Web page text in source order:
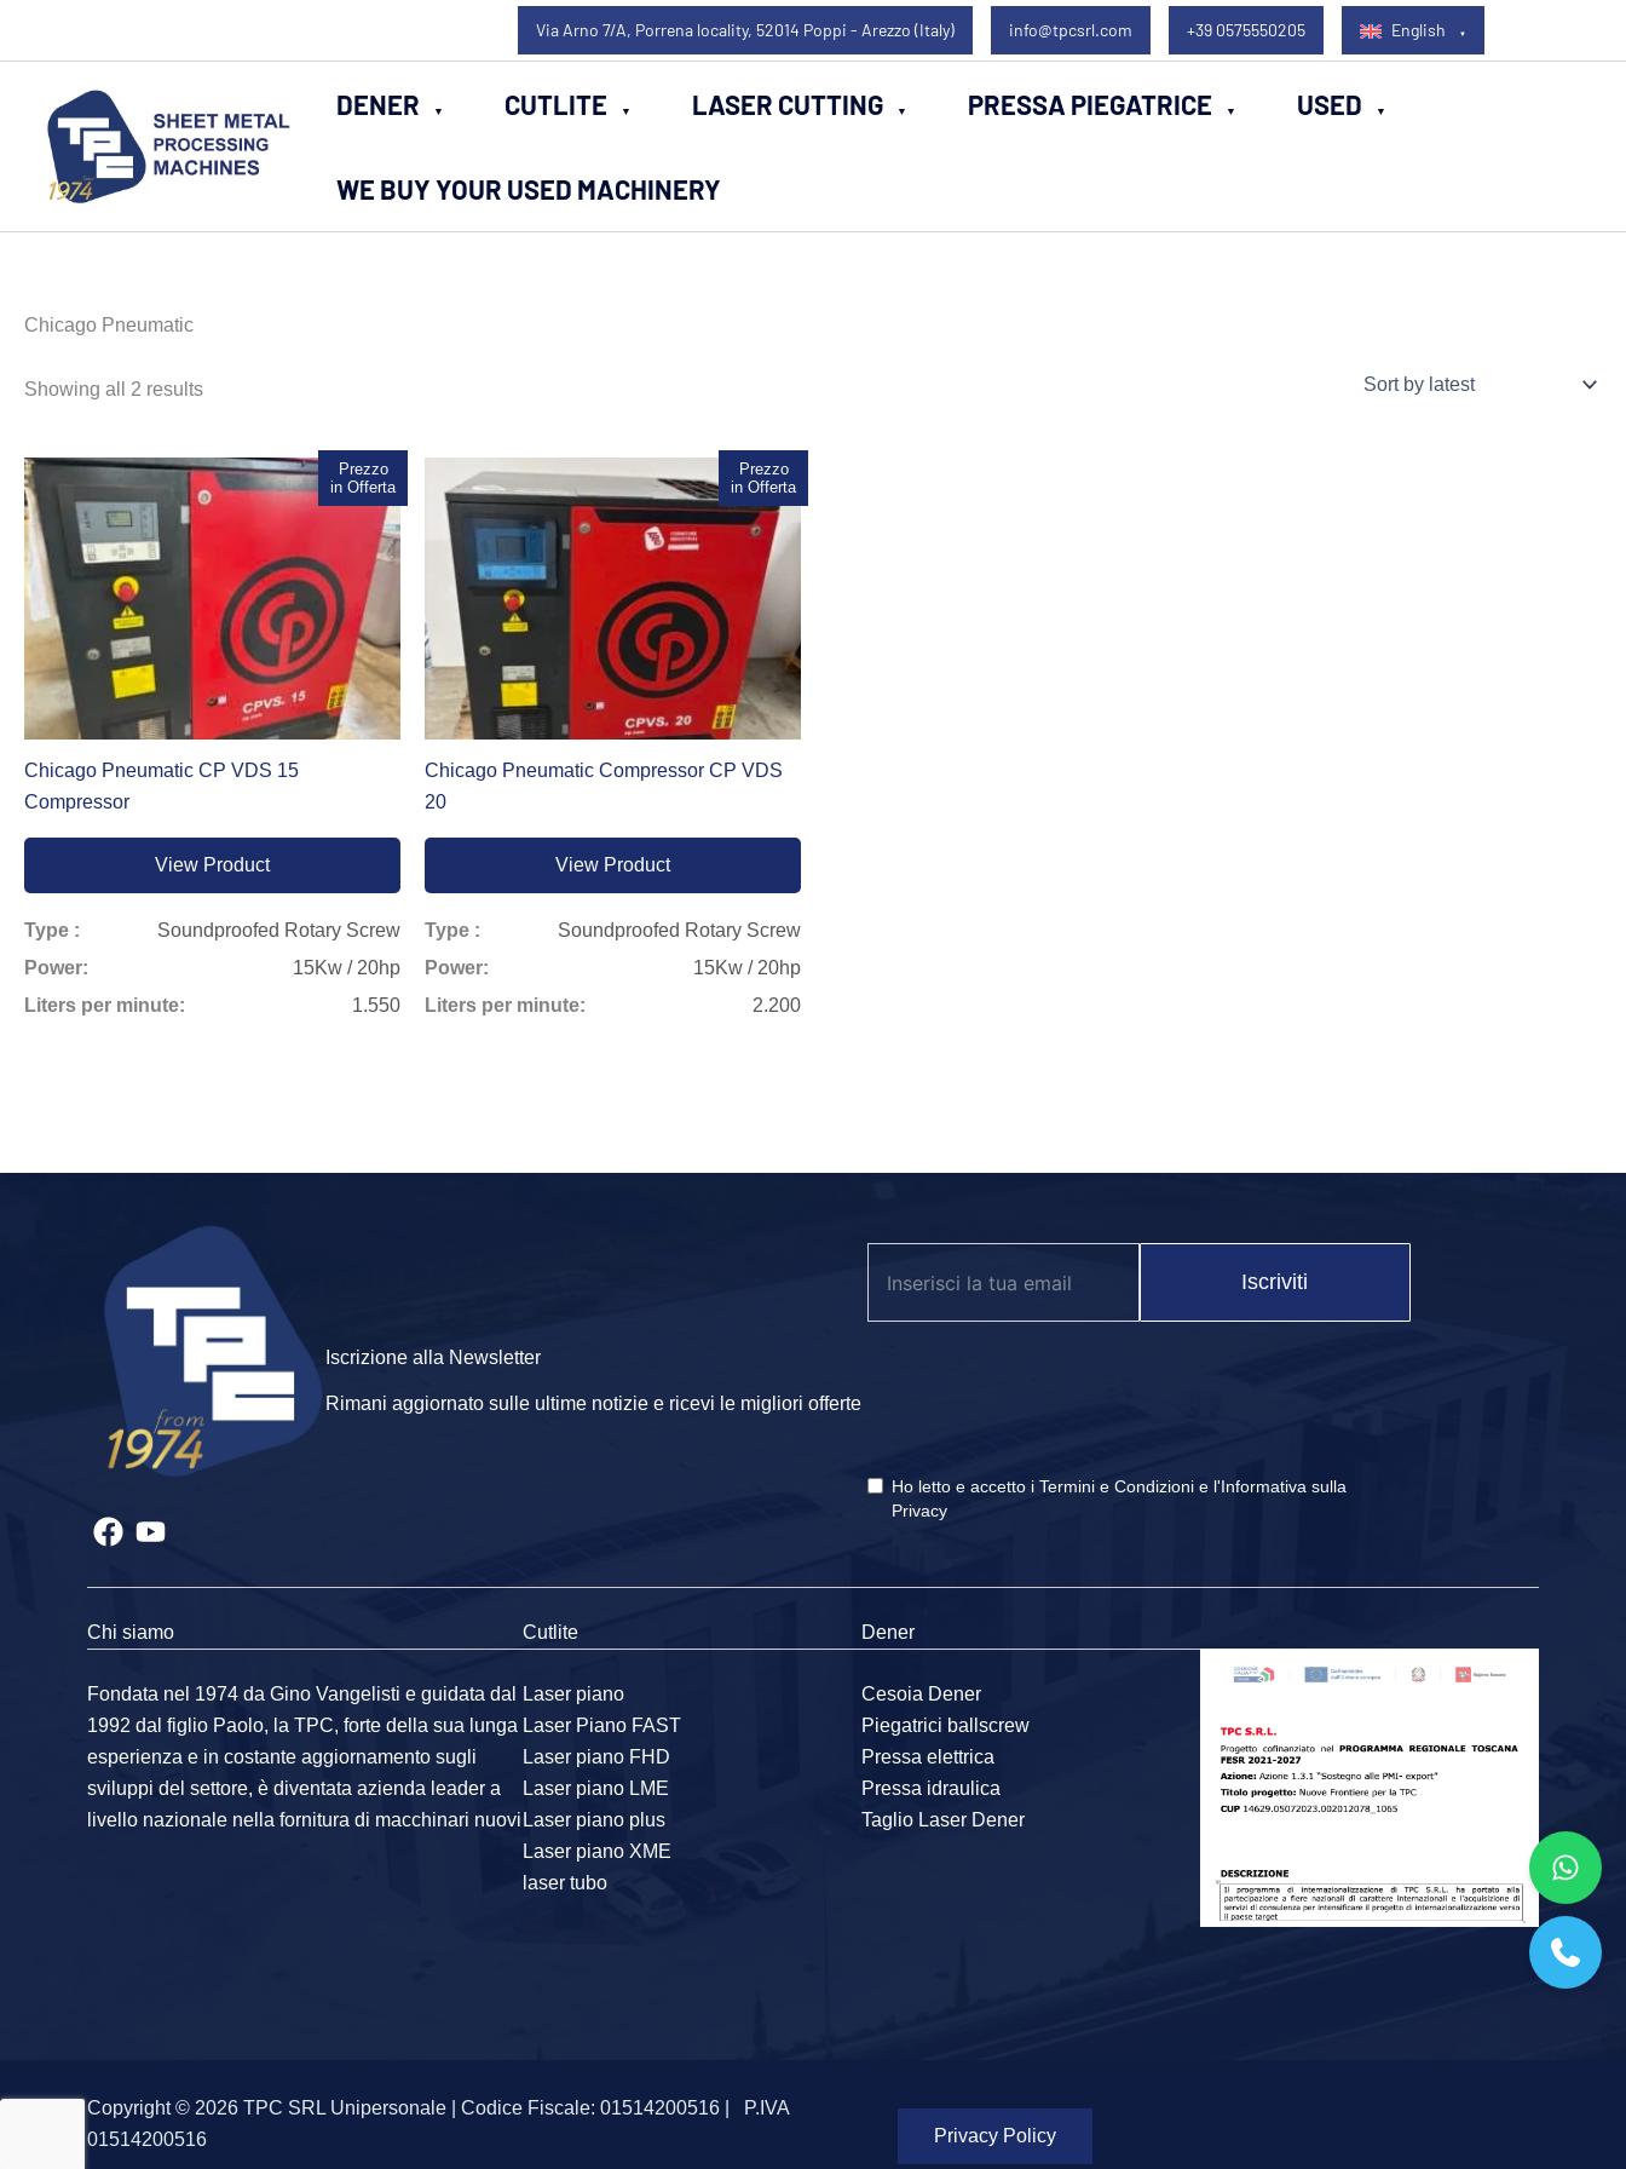
Via Arno 7/A, Porrena locality, 52014 Poppi - Arezzo (Italy) info@tpcsrl.com +39 0575550205 English
DENER CUTLITE LASER CUTTING PRESSA PIEGATRICE USED
WE BUY YOUR USED MACHINERY
Chicago Pneumatic
Showing all 2 resultsSorted
Sale!
Prezzo
in Offerta
Chicago Pneumatic CP VDS 15
Compressor
View Product
Type :
Soundproofed Rotary Screw
Power:
15Kw / 20hp
Liters per minute:
1.550
Sale!
Prezzo
in Offerta
Chicago Pneumatic Compressor CP VDS
20
View Product
Type :
Soundproofed Rotary Screw
Power:
15Kw / 20hp
Liters per minute:
2.200
Iscrizione alla Newsletter
Rimani aggiornato sulle ultime notizie e ricevi le migliori offerte
Iscriviti
Ho letto e accetto iTermini e Condizioni e l'Informativa sulla
Privacy
Chi siamo
Fondata nel 1974 da Gino Vangelisti e guidata dal
1992 dal figlio Paolo, la TPC, forte della sua lunga
esperienza e in costante aggiornamento sugli
sviluppi del settore, è diventata azienda leader a
livello nazionale nella fornitura di macchinari nuovi
Cutlite
Laser piano
Laser Piano FAST
Laser piano FHD
Laser piano LME
Laser piano plus
Laser piano XME
laser tubo
Dener
Cesoia Dener
Piegatrici ballscrew
Pressa elettrica
Pressa idraulica
Taglio Laser Dener
Copyright © 2026 TPC SRL Unipersonale | Codice Fiscale: 01514200516 |
P.IVA
01514200516
Privacy Policy